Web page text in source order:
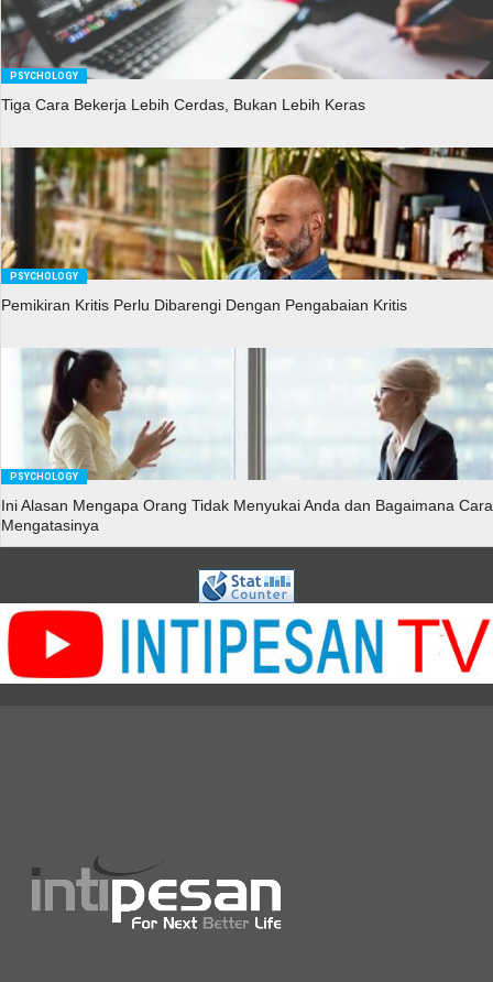
PSYCHOLOGY
Tiga Cara Bekerja Lebih Cerdas, Bukan Lebih Keras
PSYCHOLOGY
Pemikiran Kritis Perlu Dibarengi Dengan Pengabaian Kritis
PSYCHOLOGY
Ini Alasan Mengapa Orang Tidak Menyukai Anda dan Bagaimana Cara
Mengatasinya